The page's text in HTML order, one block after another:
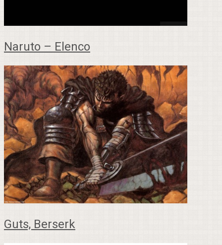
Naruto – Elenco
Guts, Berserk